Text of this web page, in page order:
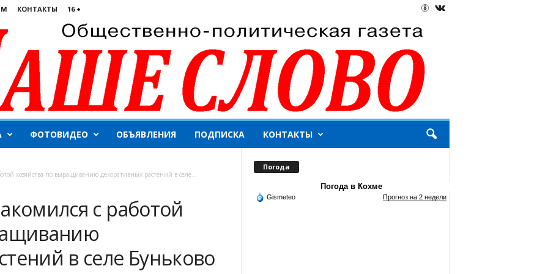
КОНТАКТЫ 16 +
ФОТОВИДЕО ОБЪЯВЛЕНИЯ ПОДПИСКА КОНТАКТЫ
хозяйства по выращиванию декоративных растений в селе...
с работой
в селе Буньково
Погода
Погода в Кохме
Gismeteo Прогноз на 2 недели